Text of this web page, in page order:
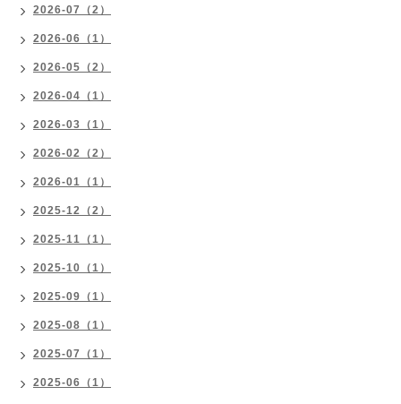
2026-07（2）
2026-06（1）
2026-05（2）
2026-04（1）
2026-03（1）
2026-02（2）
2026-01（1）
2025-12（2）
2025-11（1）
2025-10（1）
2025-09（1）
2025-08（1）
2025-07（1）
2025-06（1）